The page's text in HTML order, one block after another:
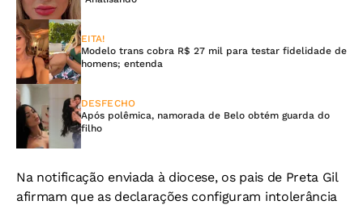
EITA!
Modelo trans cobra R$ 27 mil para testar fidelidade de
homens; entenda
DESFECHO
Após polêmica, namorada de Belo obtém guarda do
filho
Na notificação enviada à diocese, os pais de Preta Gil
afirmam que as declarações configuram intolerância